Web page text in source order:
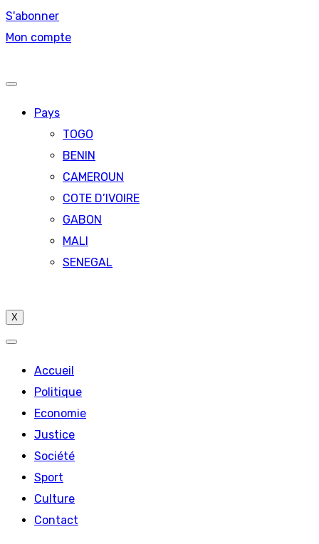
S'abonner
Mon compte
Pays
TOGO
BENIN
CAMEROUN
COTE D’IVOIRE
GABON
MALI
SENEGAL
X
Accueil
Politique
Economie
Justice
Société
Sport
Culture
Contact